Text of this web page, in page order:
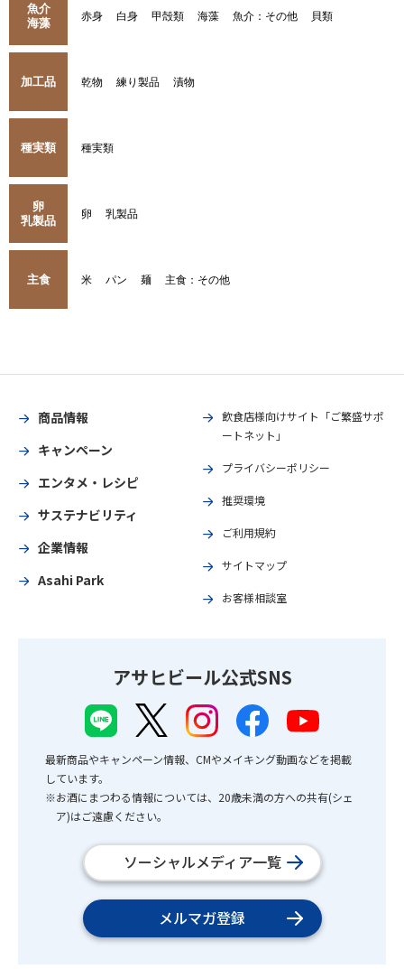
魚介
海藻
赤身 白身 甲殻類 海藻 魚介：その他 貝類
加工品 乾物 練り製品 漬物
種実類 種実類
卵
乳製品
卵 乳製品
主食 米 パン 麺 主食：その他
商品情報
キャンペーン
エンタメ・レシピ
サステナビリティ
企業情報
Asahi Park
飲食店様向けサイト「ご繁盛サポ
ートネット」
プライバシーポリシー
推奨環境
ご利用規約
サイトマップ
お客様相談室
アサヒビール公式SNS
最新商品やキャンペーン情報、CMやメイキング動画などを掲載
しています。
※お酒にまつわる情報については、20歳未満の方への共有(シェ
ア)はご遠慮ください。
ソーシャルメディア一覧
メルマガ登録